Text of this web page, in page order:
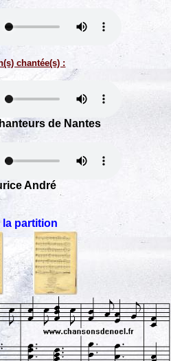
chantée(s) :
de Nantes
André
la partition